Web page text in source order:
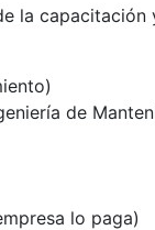
la
de
lo paga)